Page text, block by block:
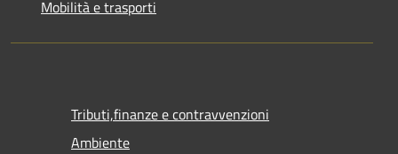
Mobilità e trasporti
Tributi,finanze e contravvenzioni
Ambiente